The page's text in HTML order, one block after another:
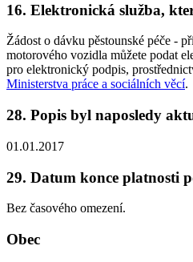
16. Elektronická služba,
Žádost o dávku pěstounské péče -
motorového vozidla můžete podat
pro elektronický podpis,
Ministerstva práce a sociálních věcí.
28. Popis byl naposledy
01.01.2017
29. Datum konce platnosti
Bez časového omezení.
Obec